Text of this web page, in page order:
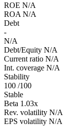
ROE N/A
ROA N/A
Debt
-
N/A
Debt/Equity N/A
Current ratio N/A
Int. coverage N/A
Stability
100 /100
Stable
Beta 1.03x
Rev. volatility N/A
EPS volatility N/A